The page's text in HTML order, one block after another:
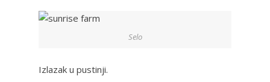
Selo
Izlazak u pustinji.